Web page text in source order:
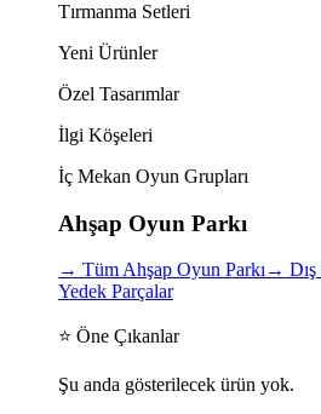
Tırmanma Setleri
Yeni Ürünler
Özel Tasarımlar
İlgi Köşeleri
İç Mekan Oyun Grupları
Ahşap Oyun Parkı
→ Tüm Ahşap Oyun Parkı→
Yedek Parçalar
⭐ Öne Çıkanlar
Şu anda gösterilecek ürün yok.